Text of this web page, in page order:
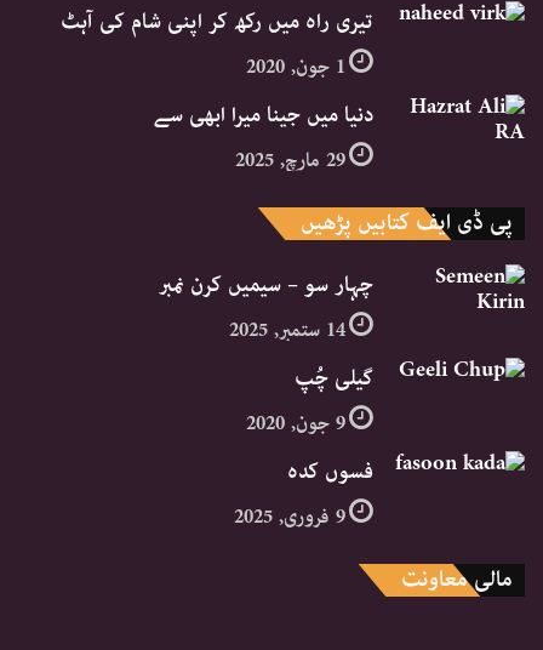
تیری راہ میں رکھ کر اپنی شام کی آہٹ
1 جون, 2020
دنیا میں جینا میرا ابھی سے
29 مارچ, 2025
پی ڈی ایف کتابیں پڑھیں
چہار سو – سیمیں کرن نمبر
14 ستمبر, 2025
گیلی چُپ
9 جون, 2020
فسوں کدہ
9 فروری, 2025
مالی معاونت